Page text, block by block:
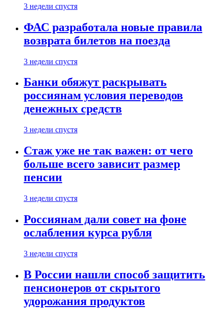
3 недели спустя
ФАС разработала новые правила
возврата билетов на поезда
3 недели спустя
Банки обяжут раскрывать
россиянам условия переводов
денежных средств
3 недели спустя
Стаж уже не так важен: от чего
больше всего зависит размер
пенсии
3 недели спустя
Россиянам дали совет на фоне
ослабления курса рубля
3 недели спустя
В России нашли способ защитить
пенсионеров от скрытого
удорожания продуктов